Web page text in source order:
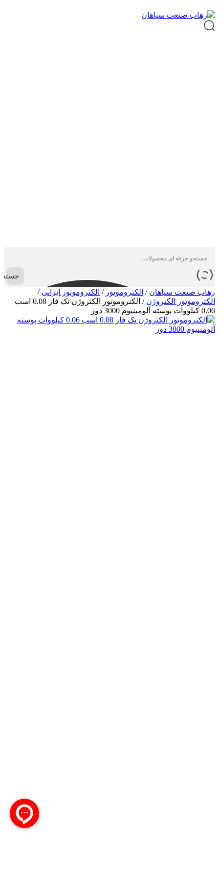
رهاب صنعت سپاهان / الکتروموتور / الکتروموتور ایرانی /
الکتروموتور الکتروژن /
الکتروموتور الکتروژن تک فاز 0.08 اسب
0.06 کیلووات پوسته آلومینیوم 3000 دور